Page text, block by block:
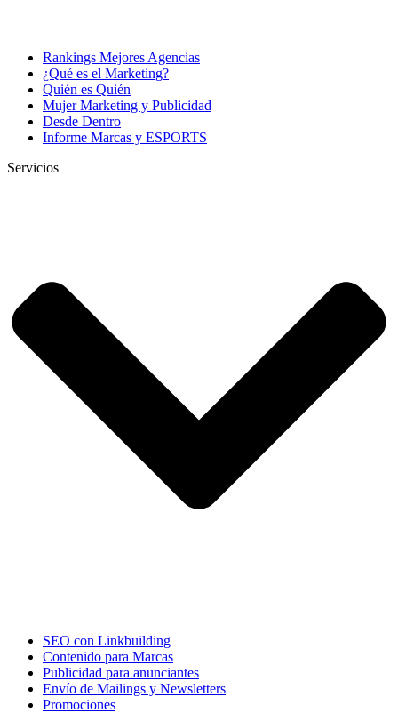
Rankings Mejores Agencias
¿Qué es el Marketing?
Quién es Quién
Mujer Marketing y Publicidad
Desde Dentro
Informe Marcas y ESPORTS
Servicios
SEO con Linkbuilding
Contenido para Marcas
Publicidad para anunciantes
Envío de Mailings y Newsletters
Promociones